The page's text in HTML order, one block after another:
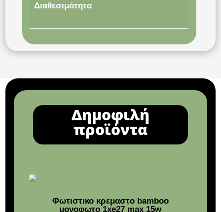
Διαθεσιμότητα
Δημοφιλή
προϊόντα
Φωτιστικο κρεμαστο bamboo
μονοφωτο 1xe27 max 15w